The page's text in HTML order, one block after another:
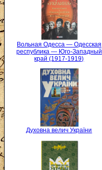
Вольная Одесса — Одесская
республика — Юго-Западный
край (1917-1919)
Духовна велич України